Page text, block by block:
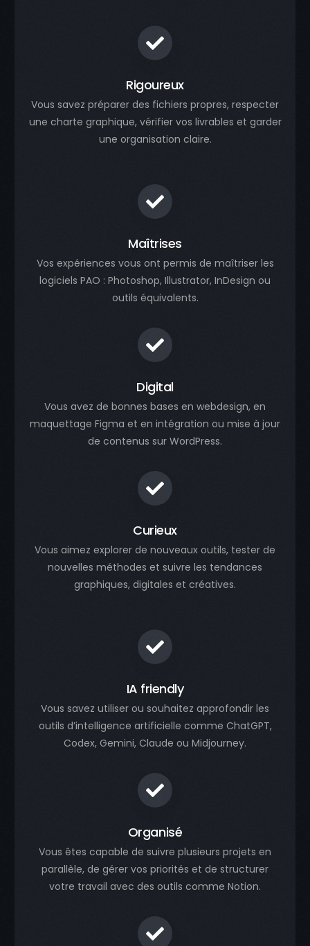
Rigoureux
Vous savez préparer des fichiers propres, respecter
une charte graphique, vérifier vos livrables et garder
une organisation claire.
Maîtrises
Vos expériences vous ont permis de maîtriser les
logiciels PAO : Photoshop, Illustrator, InDesign ou
outils équivalents.
Digital
Vous avez de bonnes bases en webdesign, en
maquettage Figma et en intégration ou mise à jour
de contenus sur WordPress.
Curieux
Vous aimez explorer de nouveaux outils, tester de
nouvelles méthodes et suivre les tendances
graphiques, digitales et créatives.
IA friendly
Vous savez utiliser ou souhaitez approfondir les
outils d’intelligence artificielle comme ChatGPT,
Codex, Gemini, Claude ou Midjourney.
Organisé
Vous êtes capable de suivre plusieurs projets en
parallèle, de gérer vos priorités et de structurer
votre travail avec des outils comme Notion.